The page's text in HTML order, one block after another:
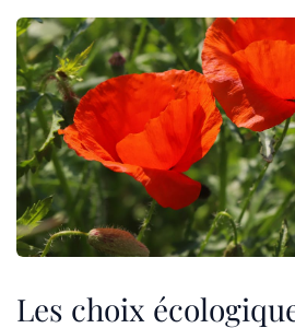
Les choix